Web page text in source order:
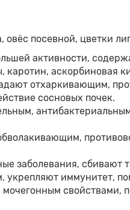
посевной, цветки
активности,
аскорбиновая
отхаркивающим,
сосновых почек.
заболевания,
иммунитет,
свойствами,